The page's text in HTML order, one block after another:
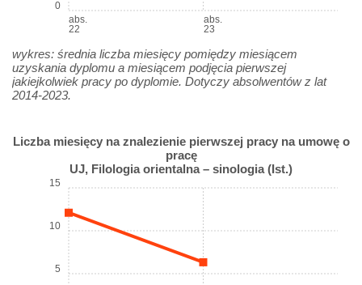
abs.
22
abs.
23
0
wykres: średnia liczba miesięcy pomiędzy miesiącem
uzyskania dyplomu a miesiącem podjęcia pierwszej
jakiejkolwiek pracy po dyplomie. Dotyczy absolwentów z lat
2014-2023.
Liczba miesięcy na znalezienie pierwszej pracy na umowę o
pracę
UJ, Filologia orientalna – sinologia (Ist.)
5
10
15